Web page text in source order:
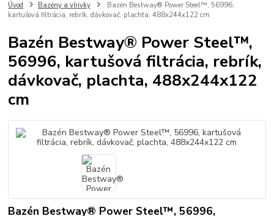
Úvod Bazény a vírivky
Bazén Bestway® Power Steel™, 56996,
kartušová filtrácia, rebrík, dávkovač, plachta, 488x244x122 cm
Bazén Bestway® Power Steel™,
56996, kartušová filtrácia, rebrík,
dávkovač, plachta, 488x244x122
cm
Bazén Bestway® Power Steel™, 56996,